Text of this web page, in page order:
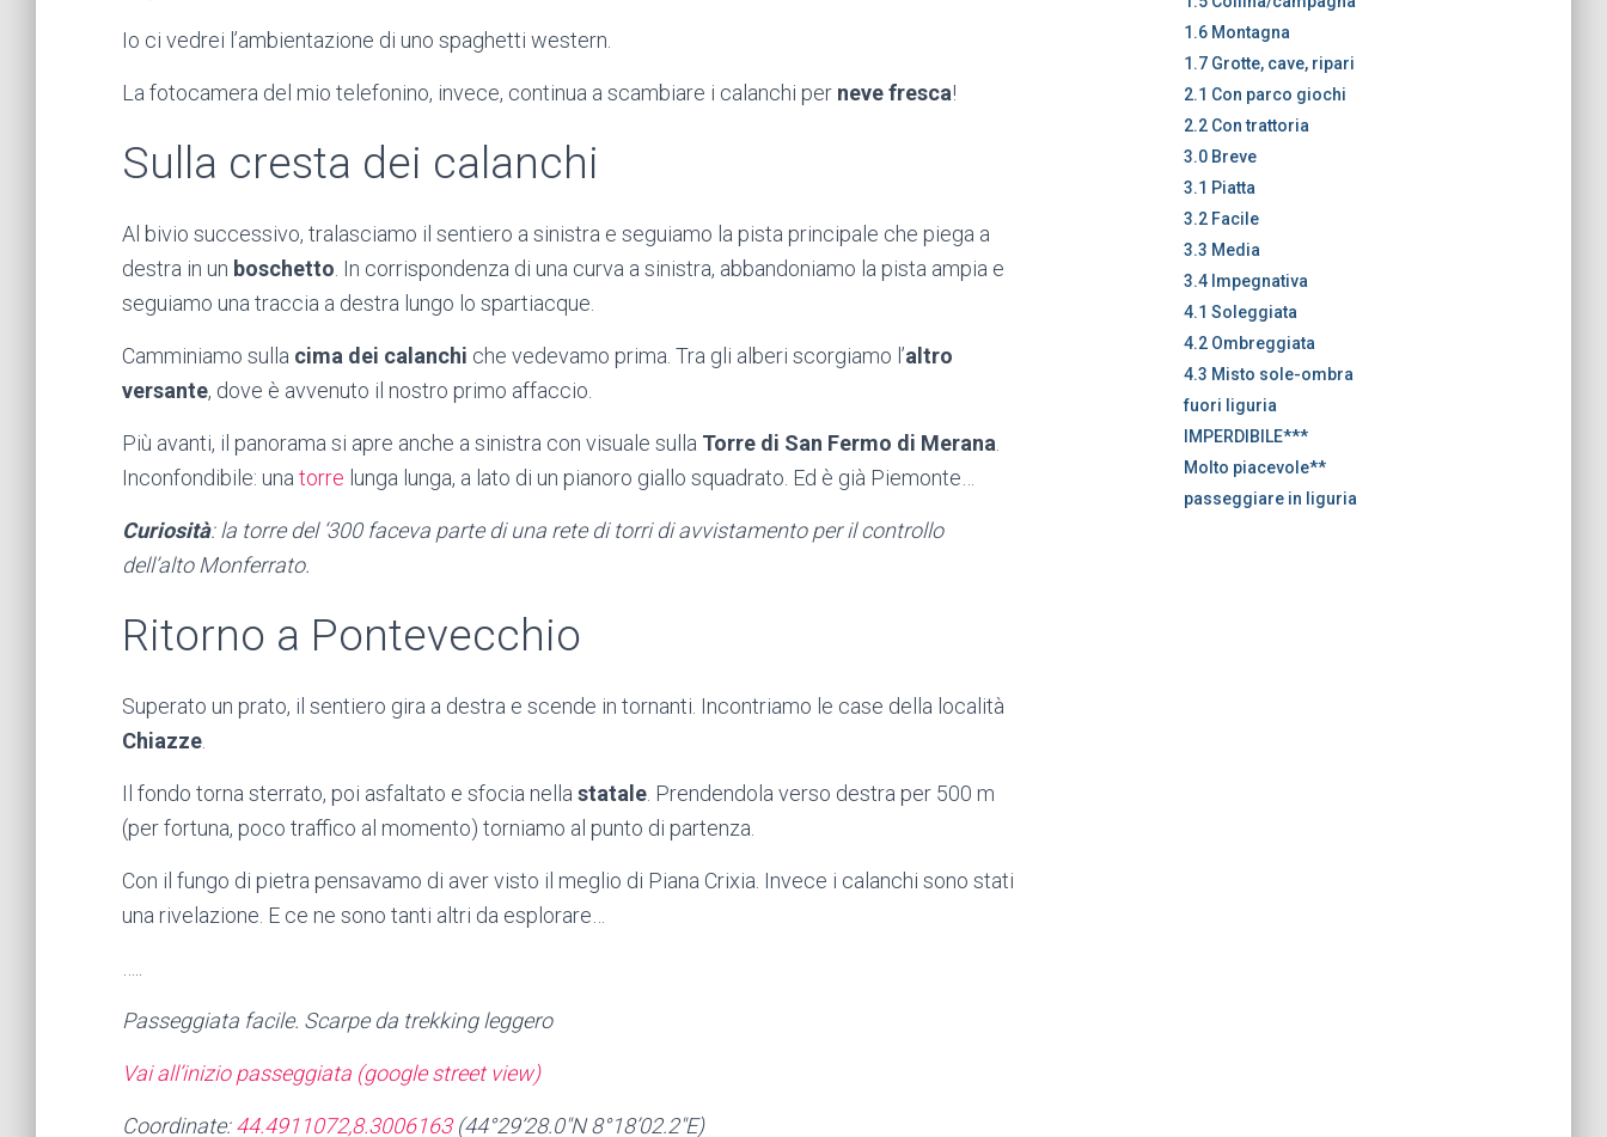
Io ci vedrei l’ambientazione di uno spaghetti western.
La fotocamera del mio telefonino, invece, continua a scambiare i calanchi per neve fresca!
Sulla cresta dei calanchi
Al bivio successivo, tralasciamo il sentiero a sinistra e seguiamo la pista principale che piega a
destra in un boschetto. In corrispondenza di una curva a sinistra, abbandoniamo la pista ampia e
seguiamo una traccia a destra lungo lo spartiacque.
Camminiamo sulla cima dei calanchi che vedevamo prima. Tra gli alberi scorgiamo l’altro
versante, dove è avvenuto il nostro primo affaccio.
Più avanti, il panorama si apre anche a sinistra con visuale sulla Torre di San Fermo di Merana.
Inconfondibile: una torre lunga lunga, a lato di un pianoro giallo squadrato. Ed è già Piemonte…
Curiosità: la torre del ‘300 faceva parte di una rete di torri di avvistamento per il controllo
dell’alto Monferrato.
Ritorno a Pontevecchio
Superato un prato, il sentiero gira a destra e scende in tornanti. Incontriamo le case della località
Chiazze.
Il fondo torna sterrato, poi asfaltato e sfocia nella statale. Prendendola verso destra per 500 m
(per fortuna, poco traffico al momento) torniamo al punto di partenza.
Con il fungo di pietra pensavamo di aver visto il meglio di Piana Crixia. Invece i calanchi sono stati
una rivelazione. E ce ne sono tanti altri da esplorare…
…..
Passeggiata facile. Scarpe da trekking leggero
Vai all’inizio passeggiata (google street view)
Coordinate:44.4911072,8.3006163(44°29’28.0″N 8°18’02.2″E)
1.6 Montagna
1.7 Grotte, cave, ripari
2.1 Con parco giochi
2.2 Con trattoria
3.0 Breve
3.1 Piatta
3.2 Facile
3.3 Media
3.4 Impegnativa
4.1 Soleggiata
4.2 Ombreggiata
4.3 Misto sole-ombra
fuori liguria
IMPERDIBILE***
Molto piacevole**
passeggiare in liguria